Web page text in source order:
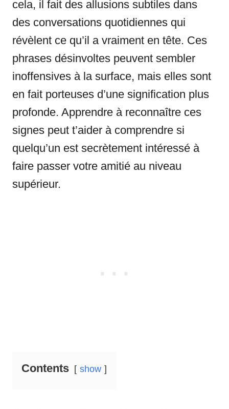
cela, il fait des allusions subtiles dans
des conversations quotidiennes qui
révèlent ce qu’il a vraiment en tête. Ces
phrases désinvoltes peuvent sembler
inoffensives à la surface, mais elles sont
en fait porteuses d’une signification plus
profonde. Apprendre à reconnaître ces
signes peut t’aider à comprendre si
quelqu’un est secrètement intéressé à
faire passer votre amitié au niveau
supérieur.
Contents show